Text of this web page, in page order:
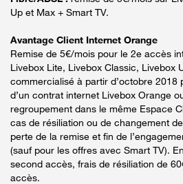
Up et Max + Smart TV.
Avantage Client Internet Orange
Remise de 5€/mois pour le 2e accès
Livebox Lite, Livebox Classic, Livebox
commercialisé à partir d’octobre 2018
d’un contrat internet Livebox Orange
regroupement dans le même Espace
cas de résiliation ou de changement
perte de la remise et fin de
(sauf pour les offres avec Smart TV).
second accès, frais de résiliation de
accès.